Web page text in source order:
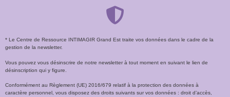
* Le Centre de Ressource INTIMAGIR Grand Est traite vos données dans le cadre de la
gestion de la newsletter.
Vous pouvez vous désinscrire de notre newsletter à tout moment en suivant le lien de
désinscription qui y figure.
Conformément au Règlement (UE) 2016/679 relatif à la protection des données à
caractère personnel, vous disposez des droits suivants sur vos données : droit d’accès,